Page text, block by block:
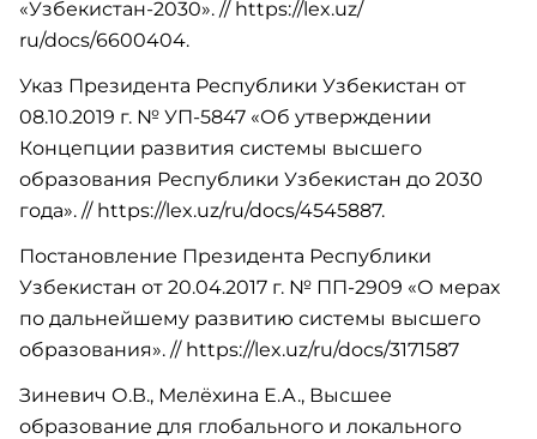
«Узбекистан-2030». // https://lex.uz/
ru/docs/6600404.
Указ Президента Республики Узбекистан от
08.10.2019 г. № УП-5847 «Об утверждении
Концепции развития системы высшего
образования Республики Узбекистан до 2030
года». // https://lex.uz/ru/docs/4545887.
Постановление Президента Республики
Узбекистан от 20.04.2017 г. № ПП-2909 «О мерах
по дальнейшему развитию системы высшего
образования». // https://lex.uz/ru/docs/3171587
Зиневич О.В., Мелёхина Е.А., Высшее
образование для глобального и локального